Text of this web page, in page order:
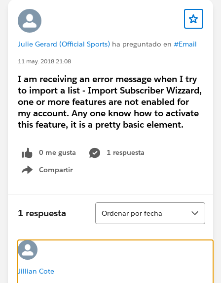
Julie Gerard (Official Sports) ha preguntado en #Email
11 may. 2018 21:08
I am receiving an error message when I try
to import a list - Import Subscriber Wizzard,
one or more features are not enabled for
my account. Any one know how to activate
this feature, it is a pretty basic element.
0 me gusta
1 respuesta
Compartir
Show menu
1 respuesta
Ordenar
Ordenar por fecha
Jillian Cote